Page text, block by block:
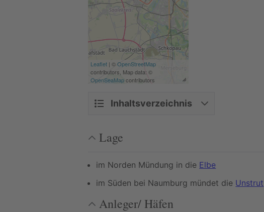
Leaflet | ©OpenStreetMap
contributors, Map data: ©
OpenSeaMapcontributors
Inhaltsverzeichnis
Lage
im Norden Mündung in die Elbe
im Süden bei Naumburg mündet die Unstrut
Anleger/ Häfen